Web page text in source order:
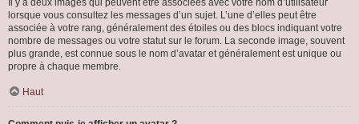
Il y a deux images qui peuvent être associées avec votre nom d’utilisateur
lorsque vous consultez les messages d’un sujet. L’une d’elles peut être
associée à votre rang, généralement des étoiles ou des blocs indiquant votre
nombre de messages ou votre statut sur le forum. La seconde image, souvent
plus grande, est connue sous le nom d’avatar et généralement est unique ou
propre à chaque membre.
Haut